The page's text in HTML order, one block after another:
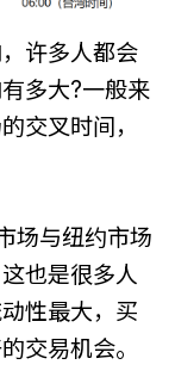
许多人都会
多大?一般来
交叉时间，
场与纽约市场
也是很多人
性最大，买
交易机会。